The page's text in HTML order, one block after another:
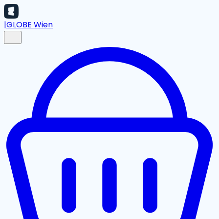
|GLOBE Wien